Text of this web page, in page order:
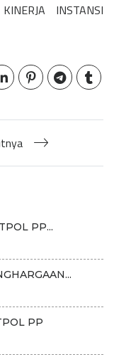
INSTANSI
PP...
PP